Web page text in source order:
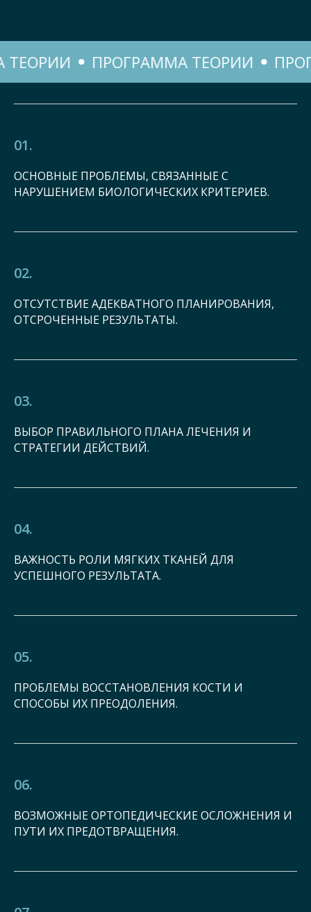
ПРОГРАММА ТЕОРИИ
01.
ОСНОВНЫЕ ПРОБЛЕМЫ, СВЯЗАННЫЕ С
НАРУШЕНИЕМ БИОЛОГИЧЕСКИХ КРИТЕРИЕВ.
02.
ОТСУТСТВИЕ АДЕКВАТНОГО ПЛАНИРОВАНИЯ,
ОТСРОЧЕННЫЕ РЕЗУЛЬТАТЫ.
03.
ВЫБОР ПРАВИЛЬНОГО ПЛАНА ЛЕЧЕНИЯ И
СТРАТЕГИИ ДЕЙСТВИЙ.
04.
ВАЖНОСТЬ РОЛИ МЯГКИХ ТКАНЕЙ ДЛЯ
УСПЕШНОГО РЕЗУЛЬТАТА.
05.
ПРОБЛЕМЫ ВОССТАНОВЛЕНИЯ КОСТИ И
СПОСОБЫ ИХ ПРЕОДОЛЕНИЯ.
06.
ВОЗМОЖНЫЕ ОРТОПЕДИЧЕСКИЕ ОСЛОЖНЕНИЯ И
ПУТИ ИХ ПРЕДОТВРАЩЕНИЯ.